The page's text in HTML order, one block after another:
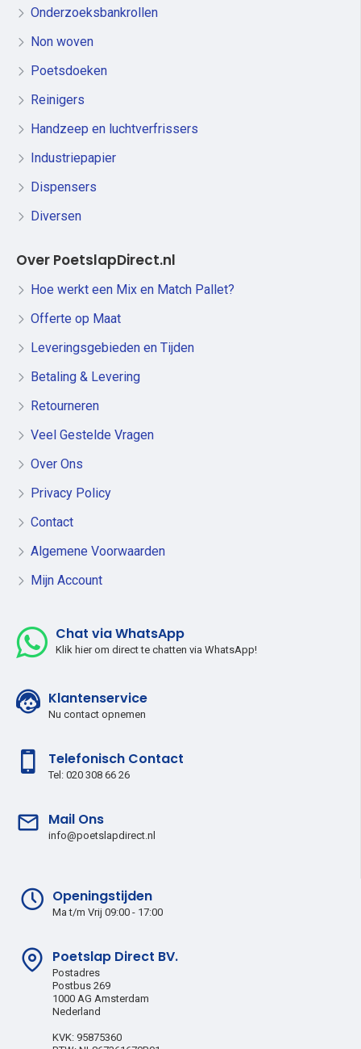
Onderzoeksbankrollen
Non woven
Poetsdoeken
Reinigers
Handzeep en luchtverfrissers
Industriepapier
Dispensers
Diversen
Over PoetslapDirect.nl
Hoe werkt een Mix en Match Pallet?
Offerte op Maat
Leveringsgebieden en Tijden
Betaling & Levering
Retourneren
Veel Gestelde Vragen
Over Ons
Privacy Policy
Contact
Algemene Voorwaarden
Mijn Account
Chat via WhatsApp
Klik hier om direct te chatten via WhatsApp!
Klantenservice
Nu contact opnemen
Telefonisch Contact
Tel: 020 308 66 26
Mail Ons
info@poetslapdirect.nl
Openingstijden
Ma t/m Vrij 09:00 - 17:00
Poetslap Direct BV.
Postadres
Postbus 269
1000 AG Amsterdam
Nederland
KVK: 95875360